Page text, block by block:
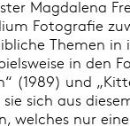
Magdalena
Fotografie
Themen in
in den
(1989) und
sich aus
welches nur